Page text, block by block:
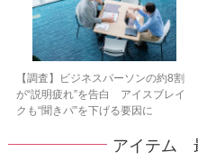
【調査】ビジネスパーソンの約8割
が“説明疲れ”を告白 アイスブレイ
クも“聞きパ”を下げる要因に
アイテム